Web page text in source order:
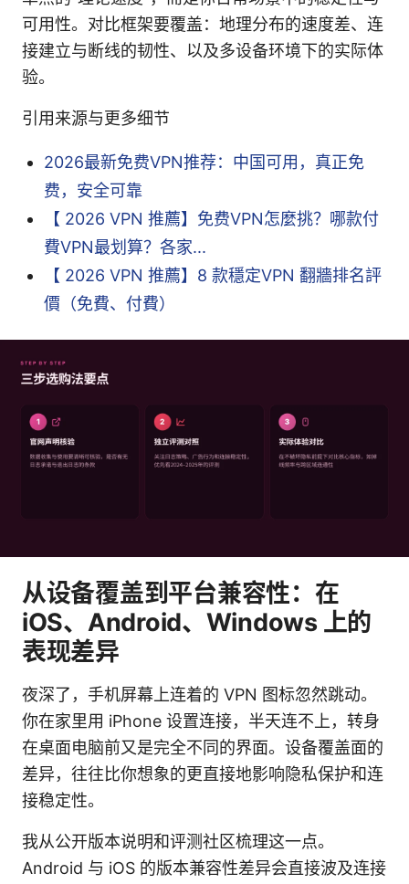
可用性。对比框架要覆盖：地理分布的速度差、连
接建立与断线的韧性、以及多设备环境下的实际体
验。
引用来源与更多细节
2026最新免费VPN推荐：中国可用，真正免
费，安全可靠
【 2026 VPN 推薦】免费VPN怎麼挑？哪款付
費VPN最划算？各家...
【 2026 VPN 推薦】8 款穩定VPN 翻牆排名評
價（免費、付費）
从设备覆盖到平台兼容性：在
iOS、Android、Windows 上的
表现差异
夜深了，手机屏幕上连着的 VPN 图标忽然跳动。
你在家里用 iPhone 设置连接，半天连不上，转身
在桌面电脑前又是完全不同的界面。设备覆盖面的
差异，往往比你想象的更直接地影响隐私保护和连
接稳定性。
我从公开版本说明和评测社区梳理这一点。
Android 与 iOS 的版本兼容性差异会直接波及连接